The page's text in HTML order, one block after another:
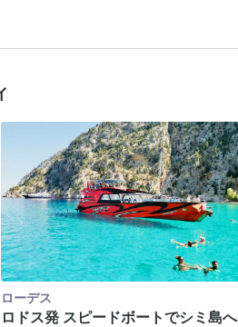
ローデス
ロドス発 スピードボートでシミ島へ